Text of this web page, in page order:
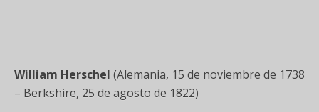
William Herschel (Alemania, 15 de noviembre de 1738
– Berkshire, 25 de agosto de 1822)